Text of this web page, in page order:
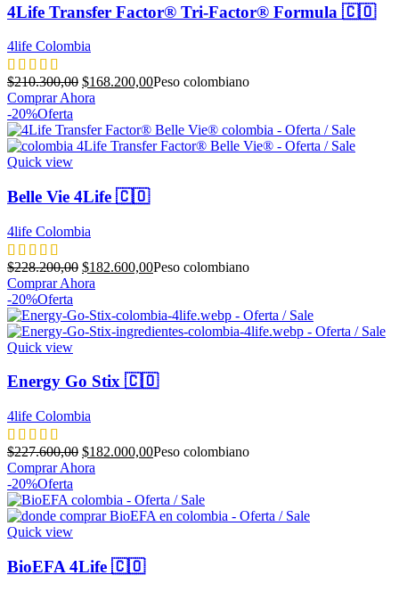
4Life Transfer Factor® Tri-Factor® Formula 🇨🇴
4life Colombia
$210.300,00 El
precio
era:
$210.300,00.
$168.200,00El
es:
$168.200,00.
Peso colombiano
Comprar Ahora
-20%Oferta
Quick view
Belle Vie 4Life 🇨🇴
4life Colombia
$228.200,00 El
precio
era:
$228.200,00.
$182.600,00El
es:
$182.600,00.
Peso colombiano
Comprar Ahora
-20%Oferta
Quick view
Energy Go Stix 🇨🇴
4life Colombia
$227.600,00 El
precio
era:
$227.600,00.
$182.000,00El
es:
$182.000,00.
Peso colombiano
Comprar Ahora
-20%Oferta
Quick view
BioEFA 4Life 🇨🇴